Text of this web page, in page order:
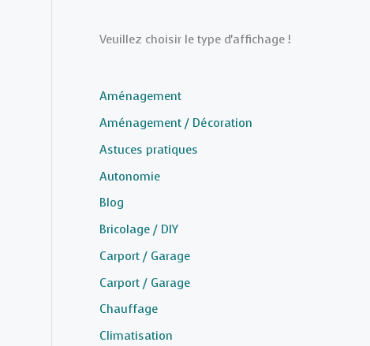
Veuillez choisir le type d'affichage !
Aménagement
Aménagement / Décoration
Astuces pratiques
Autonomie
Blog
Bricolage / DIY
Carport / Garage
Carport / Garage
Chauffage
Climatisation